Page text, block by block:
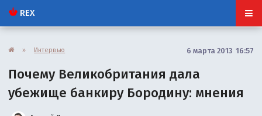
REX
» Интервью 6 марта 2013 16:57
Почему Великобритания дала
убежище банкиру Бородину: мнения